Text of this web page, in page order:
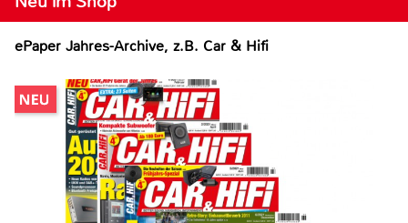
ePaper Jahres-Archive, z.B. Car & Hifi